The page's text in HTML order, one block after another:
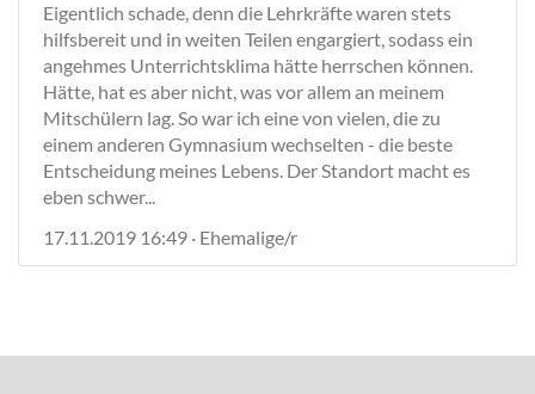
Eigentlich schade, denn die Lehrkräfte waren stets
hilfsbereit und in weiten Teilen engargiert, sodass ein
angehmes Unterrichtsklima hätte herrschen können.
Hätte, hat es aber nicht, was vor allem an meinem
Mitschülern lag. So war ich eine von vielen, die zu
einem anderen Gymnasium wechselten - die beste
Entscheidung meines Lebens. Der Standort macht es
eben schwer...
17.11.2019 16:49 · Ehemalige/r